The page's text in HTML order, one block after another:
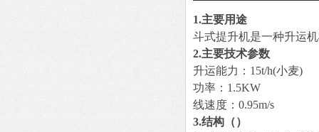
1.主要用途
斗式提升机是一种升运
2.主要技术参数
升运能力：15t/h(小
功率：1.5KW
线速度：0.95m/s
3.结构 （）